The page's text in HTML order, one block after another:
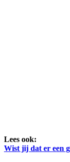
Lees ook:
Wist jij dat er een